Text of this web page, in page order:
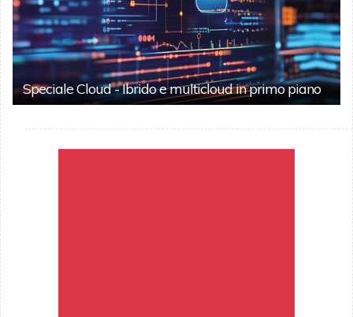
Speciale Cloud - Ibrido e multicloud in primo piano